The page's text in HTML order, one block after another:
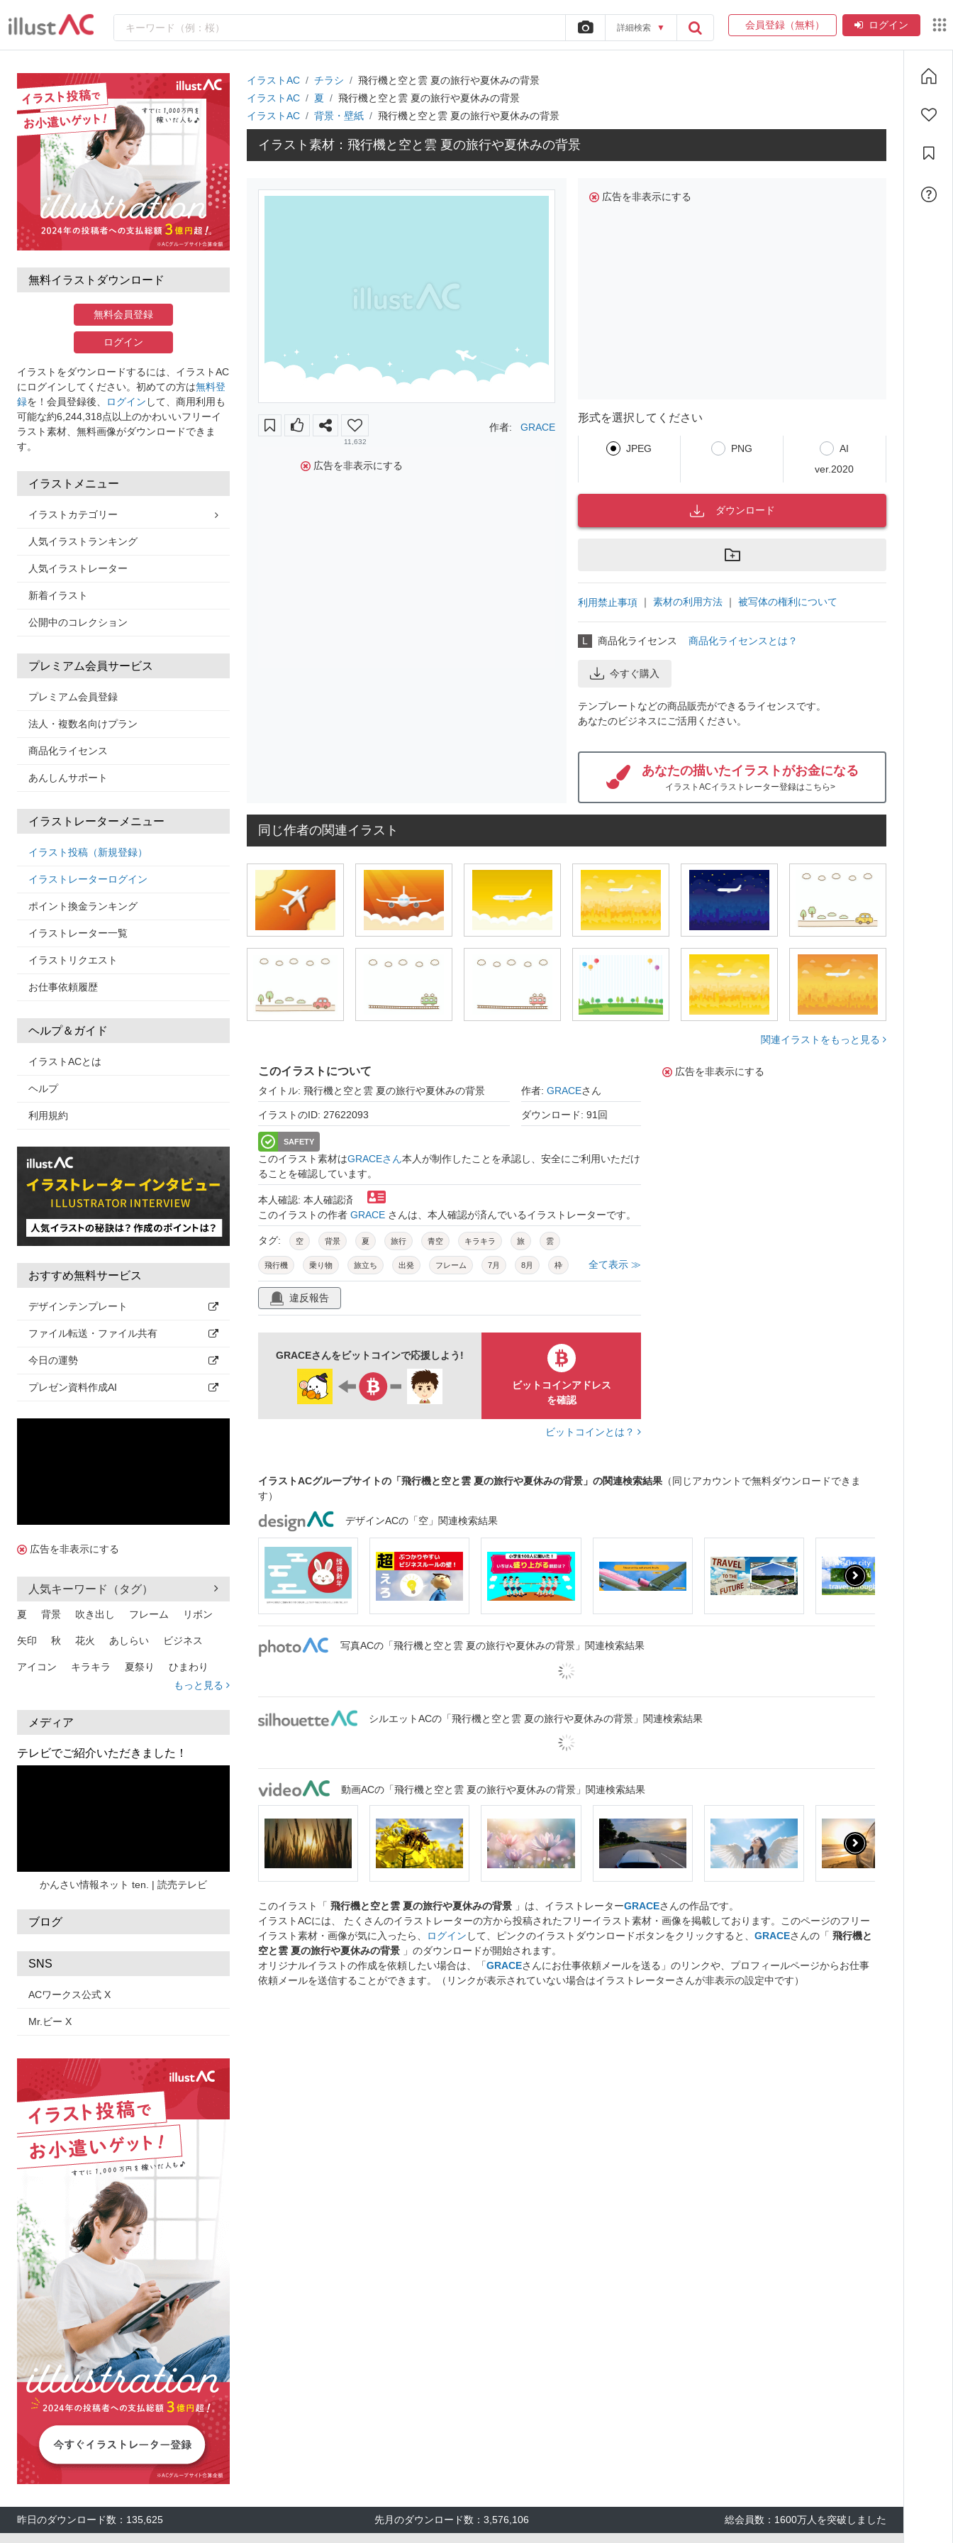
詳細検索 ▼ 会員登録（無料） ログイン
無料イラストダウンロード
無料会員登録
ログイン
イラストをダウンロードするには、イラストAC
にログインしてください。初めての方は無料登
録を！会員登録後、 ログイン して、商用利用も
可能な約6,244,318点以上のかわいいフリーイ
ラスト素材、無料画像がダウンロードできま
す。
イラストメニュー
イラストカテゴリー
人気イラストランキング
人気イラストレーター
新着イラスト
公開中のコレクション
プレミアム会員サービス
プレミアム会員登録
法人・複数名向けプラン
商品化ライセンス
あんしんサポート
イラストレーターメニュー
イラスト投稿（新規登録）
イラストレーターログイン
ポイント換金ランキング
イラストレーター一覧
イラストリクエスト
お仕事依頼履歴
ヘルプ＆ガイド
イラストACとは
ヘルプ
利用規約
おすすめ無料サービス
デザインテンプレート
ファイル転送・ファイル共有
今日の運勢
プレゼン資料作成AI
広告を非表示にする
人気キーワード（タグ）
夏 背景 吹き出し フレーム リボン
矢印 秋 花火 あしらい ビジネス
アイコン キラキラ 夏祭り ひまわり
熱中症
人物 暑中見舞い
日本地図 海
もっと見る
メディア
テレビでご紹介いただきました！
かんさい情報ネット ten. | 読売テレビ
ブログ
SNS
ACワークス公式 X
Mr.ビー X
イラストAC チラシ
飛行機と空と雲 夏の旅行や夏休みの背景
イラストAC
夏
飛行機と空と雲 夏の旅行や夏休みの背景
イラストAC
背景・壁紙 飛行機と空と雲 夏の旅行や夏休みの背景
イラスト素材：飛行機と空と雲 夏の旅行や夏休みの背景
11,632
作者: GRACE
広告を非表示にする
広告を非表示にする
形式を選択してください
JPEG PNG
AI
ver.2020
ダウンロード
利用禁止事項 ｜ 素材の利用方法 ｜ 被写体の権利について
L 商品化ライセンス 商品化ライセンスとは？
今すぐ購入
テンプレートなどの商品販売ができるライセンスです。
あなたのビジネスにご活用ください。
あなたの描いたイラストがお金になる
イラストACイラストレーター登録はこちら>
同じ作者の関連イラスト
関連イラストをもっと見る
このイラストについて
タイトル: 飛行機と空と雲 夏の旅行や夏休みの背景 作者: GRACEさん
イラストのID: 27622093 ダウンロード: 91回
SAFETY
このイラスト素材はGRACEさん本人が制作したことを承認し、安全にご利用いただけ
ることを確認しています。
本人確認: 本人確認済
このイラストの作者 GRACE さんは、本人確認が済んでいるイラストレーターです。
タグ: 空 背景 夏 旅行 青空 キラキラ 旅 雲
飛行機 乗り物 旅立ち 出発 フレーム 7月 8月 枠
飾り枠 あしらい
夏休み ポップ おしゃれ かわいい 手描き 風景 帰省
タイトル ビジネス 広告 生活 季節
セール 水色 コピースペース 素材
全て表示 ≫
違反報告
GRACEさんをビットコインで応援しよう!
ビットコインアドレス
を確認
ビットコインとは？
広告を非表示にする
イラストACグループサイトの「飛行機と空と雲 夏の旅行や夏休みの背景」の関連検索結果 （同じアカウントで無料ダウンロードできま
す）
デザインACの「空」関連検索結果
写真ACの「飛行機と空と雲 夏の旅行や夏休みの背景」関連検索結果
シルエットACの「飛行機と空と雲 夏の旅行や夏休みの背景」関連検索結果
動画ACの「飛行機と空と雲 夏の旅行や夏休みの背景」関連検索結果
このイラスト「 飛行機と空と雲 夏の旅行や夏休みの背景 」は、イラストレーターGRACEさんの作品です。
イラストACには、 たくさんのイラストレーターの方から投稿されたフリーイラスト素材・画像を掲載しております。このページのフリー
イラスト素材・画像が気に入ったら、
ログイン して、ピンクのイラストダウンロードボタンをクリックすると、 GRACEさんの「 飛行機と
空と雲 夏の旅行や夏休みの背景 」のダウンロードが開始されます。
オリジナルイラストの作成を依頼したい場合は、「GRACEさんにお仕事依頼メールを送る」のリンクや、プロフィールページからお仕事
依頼メールを送信することができます。（リンクが表示されていない場合はイラストレーターさんが非表示の設定中です）
昨日のダウンロード数：135,625 先月のダウンロード数：3,576,106 総会員数：1600万人を突破しました